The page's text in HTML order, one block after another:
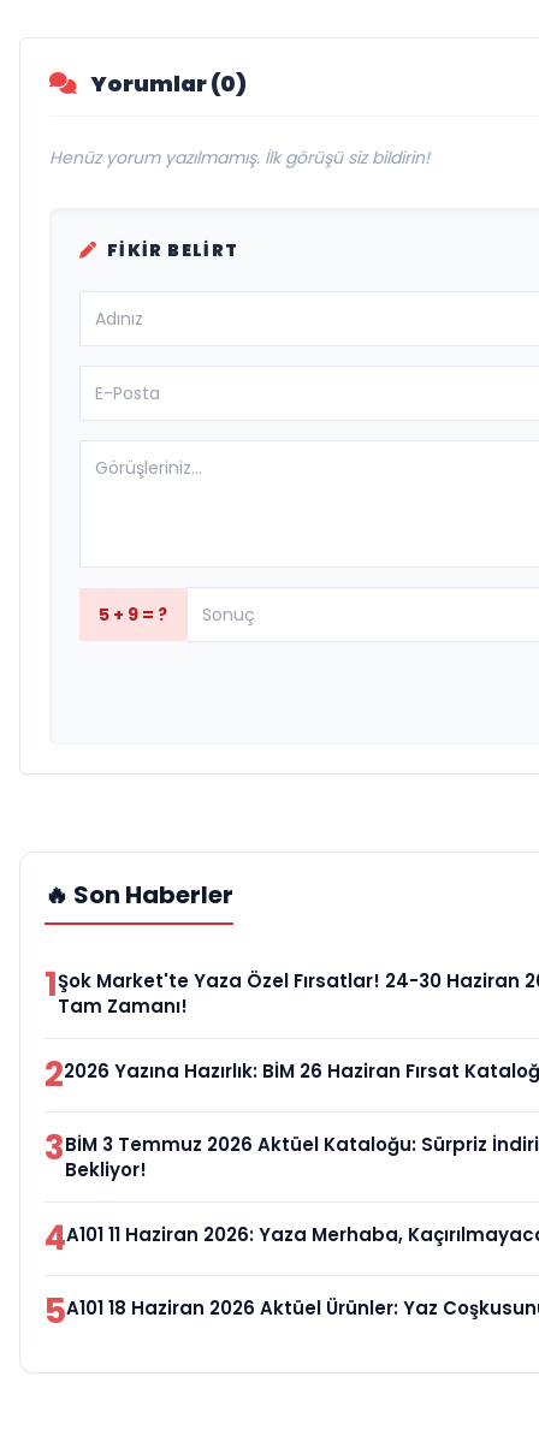
Yorumlar (0)
Henüz yorum yazılmamış. İlk görüşü siz bildirin!
FIKIR BELIRT
5 + 9 = ?
🔥 Son Haberler
1Şok Market'te Yaza Özel Fırsatlar! 24-30 Haziran
Tam Zamanı!
22026 Yazına Hazırlık: BİM 26 Haziran Fırsat
3BİM 3 Temmuz 2026 Aktüel Kataloğu: Sürpriz
Bekliyor!
4A101 11 Haziran 2026: Yaza Merhaba,
5A101 18 Haziran 2026 Aktüel Ürünler: Yaz